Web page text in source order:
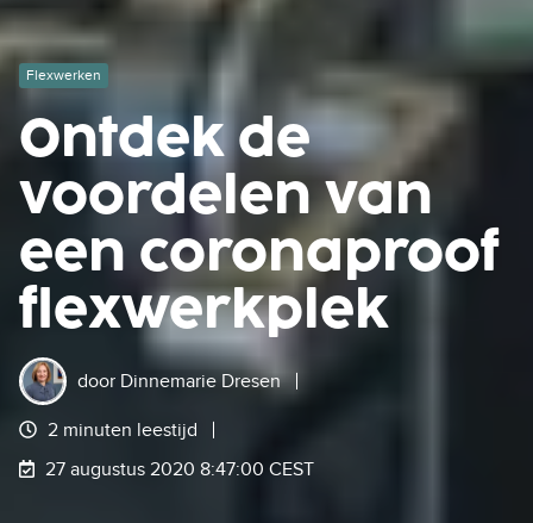
Flexwerken
Ontdek de
voordelen van
een coronaproof
flexwerkplek
door Dinnemarie Dresen
2 minuten leestijd
27 augustus 2020 8:47:00 CEST